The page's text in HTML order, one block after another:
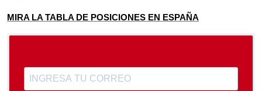
MIRA LA TABLA DE POSICIONES EN ESPAÑA